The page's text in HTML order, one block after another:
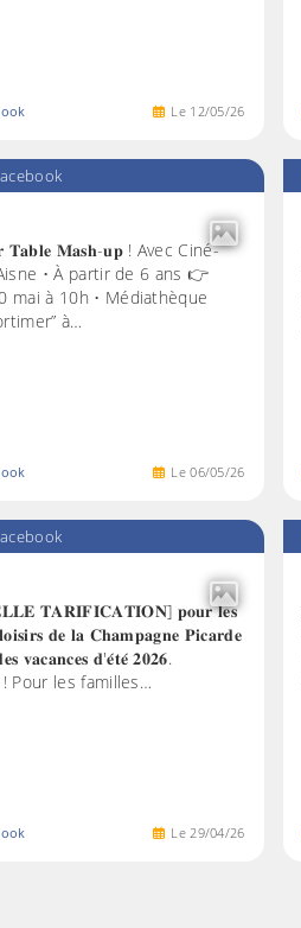
Le 12/05/26
𝐓𝐚𝐛𝐥𝐞 𝐌𝐚𝐬𝐡-𝐮𝐩 ! Avec Ciné-
• À partir de 6 ans 👉
mai à 10h • Médiathèque
à…
Le06/05/26
𝐓𝐀𝐑𝐈𝐅𝐈𝐂𝐀𝐓𝐈𝐎𝐍] 𝐩𝐨𝐮𝐫 𝐥𝐞𝐬
𝐝𝐞 𝐥𝐚 𝐂𝐡𝐚𝐦𝐩𝐚𝐠𝐧𝐞 𝐏𝐢𝐜𝐚𝐫𝐝𝐞
𝐯𝐚𝐜𝐚𝐧𝐜𝐞𝐬 𝐝'𝐞́𝐭𝐞́ 𝟐𝟎𝟐𝟔.
! Pour les familles…
Le29/04/26